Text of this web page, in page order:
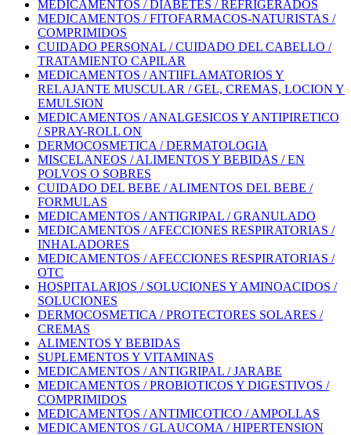
MEDICAMENTOS / DIABETES / REFRIGERADOS
MEDICAMENTOS / FITOFARMACOS-NATURISTAS /
COMPRIMIDOS
CUIDADO PERSONAL / CUIDADO DEL CABELLO /
TRATAMIENTO CAPILAR
MEDICAMENTOS / ANTIIFLAMATORIOS Y
RELAJANTE MUSCULAR / GEL, CREMAS, LOCION Y
EMULSION
MEDICAMENTOS / ANALGESICOS Y ANTIPIRETICO
/ SPRAY-ROLL ON
DERMOCOSMETICA / DERMATOLOGIA
MISCELANEOS / ALIMENTOS Y BEBIDAS / EN
POLVOS O SOBRES
CUIDADO DEL BEBE / ALIMENTOS DEL BEBE /
FORMULAS
MEDICAMENTOS / ANTIGRIPAL / GRANULADO
MEDICAMENTOS / AFECCIONES RESPIRATORIAS /
INHALADORES
MEDICAMENTOS / AFECCIONES RESPIRATORIAS /
OTC
HOSPITALARIOS / SOLUCIONES Y AMINOACIDOS /
SOLUCIONES
DERMOCOSMETICA / PROTECTORES SOLARES /
CREMAS
ALIMENTOS Y BEBIDAS
SUPLEMENTOS Y VITAMINAS
MEDICAMENTOS / ANTIGRIPAL / JARABE
MEDICAMENTOS / PROBIOTICOS Y DIGESTIVOS /
COMPRIMIDOS
MEDICAMENTOS / ANTIMICOTICO / AMPOLLAS
MEDICAMENTOS / GLAUCOMA / HIPERTENSION